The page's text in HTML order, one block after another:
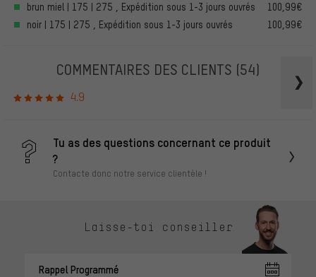
brun miel | 175 | 275 , Expédition sous 1-3 jours ouvrés
100,99€
noir | 175 | 275 , Expédition sous 1-3 jours ouvrés
100,99€
COMMENTAIRES DES CLIENTS (54)
4.9
Tu as des questions concernant ce produit
?
Contacte donc notre service clientèle !
Laisse-toi conseiller
Rappel Programmé